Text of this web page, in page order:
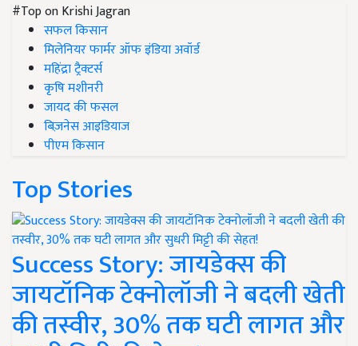
#Top on Krishi Jagran
सफल किसान
मिलेनियर फार्मर ऑफ इंडिया अवॉर्ड
महिंद्रा ट्रैक्टर्स
कृषि मशीनरी
जायद की फसल
बिज़नेस आइडियाज
पीएम किसान
Top Stories
Success Story: जायडेक्स की
जायटॉनिक टेक्नोलॉजी ने बदली खेती
की तस्वीर, 30% तक घटी लागत और